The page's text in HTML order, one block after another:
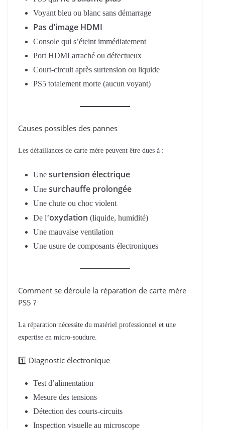
Voyant bleu ou blanc sans démarrage
Pas d’image HDMI
Console qui s’éteint immédiatement
Port HDMI arraché ou défectueux
Court-circuit après surtension ou liquide
PS5 totalement morte (aucun voyant)
Causes possibles des pannes
Les défaillances de carte mère peuvent être dues à :
Une surtension électrique
Une surchauffe prolongée
Une chute ou choc violent
De l’oxydation (liquide, humidité)
Une mauvaise ventilation
Une usure de composants électroniques
Comment se déroule la réparation de carte mère
PS5 ?
La réparation nécessite du matériel professionnel et une
expertise en micro-soudure.
1️⃣ Diagnostic électronique
Test d’alimentation
Mesure des tensions
Détection des courts-circuits
Inspection visuelle au microscope